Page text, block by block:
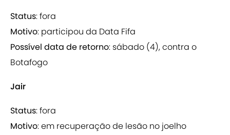
Status: fora
Motivo: participou da Data Fifa
Possível data de retorno: sábado (4), contra o
Botafogo
Jair
Status: fora
Motivo: em recuperação de lesão no joelho